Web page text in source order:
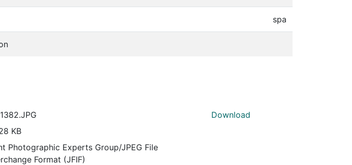
spa
KB
Photographic Experts Group/JPEG File
Format (JFIF)
Download